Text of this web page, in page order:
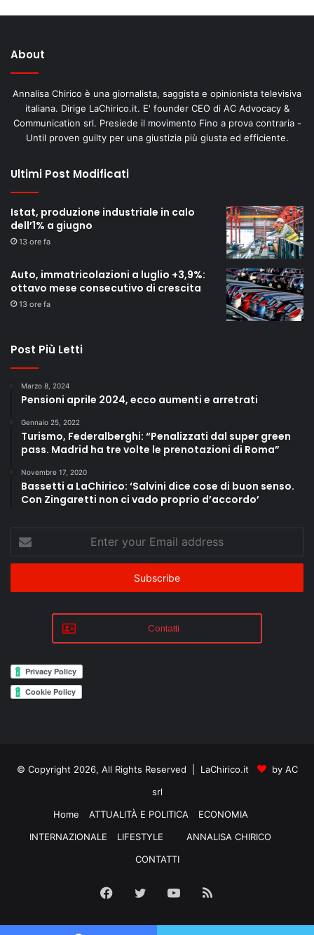
About
Annalisa Chirico è una giornalista, saggista e opinionista televisiva
italiana. Dirige LaChirico.it. E' founder CEO di AC Advocacy &
Communication srl. Presiede il movimento Fino a prova contraria -
Until proven guilty per una giustizia più giusta ed efficiente.
Ultimi Post Modificati
Istat, produzione industriale in calo
dell’1% a giugno
13 ore fa
Auto, immatricolazioni a luglio +3,9%:
ottavo mese consecutivo di crescita
13 ore fa
Post Più Letti
Marzo 8, 2024
Pensioni aprile 2024, ecco aumenti e arretrati
Gennaio 25, 2022
Turismo, Federalberghi: “Penalizzati dal super green
pass. Madrid ha tre volte le prenotazioni di Roma”
Novembre 17, 2020
Bassetti a LaChirico: ‘Salvini dice cose di buon senso.
Con Zingaretti non ci vado proprio d’accordo’
Enter
your
Email
Contatti
© Copyright 2026, All Rights Reserved | LaChirico.it
by AC
srl
Home
ATTUALITÀ E POLITICA
ECONOMIA
INTERNAZIONALE
LIFESTYLE
ANNALISA CHIRICO
CONTATTI
Facebook
Twitter YouTube